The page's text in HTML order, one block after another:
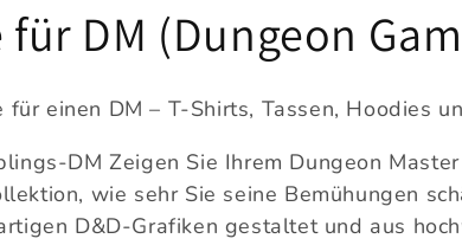
für DM (Dungeon
für einen DM – T-Shirts, Tassen, Hoodies
DM Zeigen Sie Ihrem Dungeon
wie sehr Sie seine Bemühungen
D&D-Grafiken gestaltet und aus